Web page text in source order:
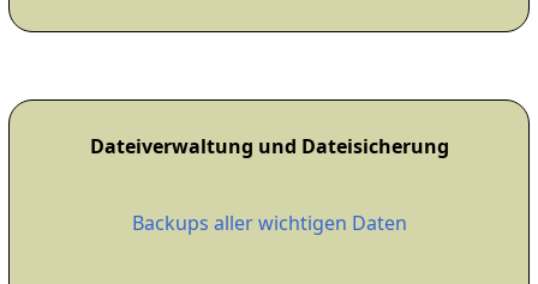
Dateiverwaltung und Dateisicherung
Backups aller wichtigen Daten